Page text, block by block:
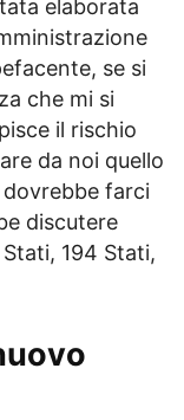
elaborata
se si
che mi si
il rischio
da noi quello
dovrebbe farci
discutere
194 Stati,